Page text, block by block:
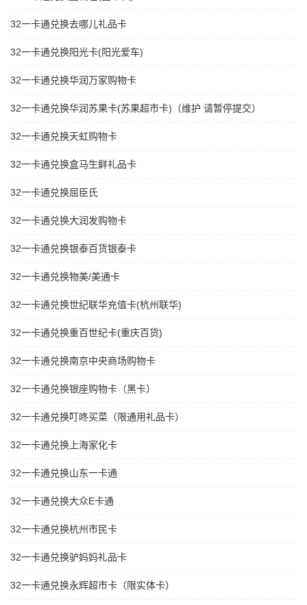
32一卡通兑换去哪儿礼品卡
32一卡通兑换阳光卡(阳光爱车)
32一卡通兑换华润万家购物卡
32一卡通兑换华润苏果卡(苏果超市卡)（维护 请暂停提交）
32一卡通兑换天虹购物卡
32一卡通兑换盒马生鲜礼品卡
32一卡通兑换屈臣氏
32一卡通兑换大润发购物卡
32一卡通兑换银泰百货银泰卡
32一卡通兑换物美/美通卡
32一卡通兑换世纪联华充值卡(杭州联华)
32一卡通兑换重百世纪卡(重庆百货)
32一卡通兑换南京中央商场购物卡
32一卡通兑换银座购物卡（黑卡）
32一卡通兑换叮咚买菜（限通用礼品卡）
32一卡通兑换上海家化卡
32一卡通兑换山东一卡通
32一卡通兑换大众E卡通
32一卡通兑换杭州市民卡
32一卡通兑换驴妈妈礼品卡
32一卡通兑换永辉超市卡（限实体卡）